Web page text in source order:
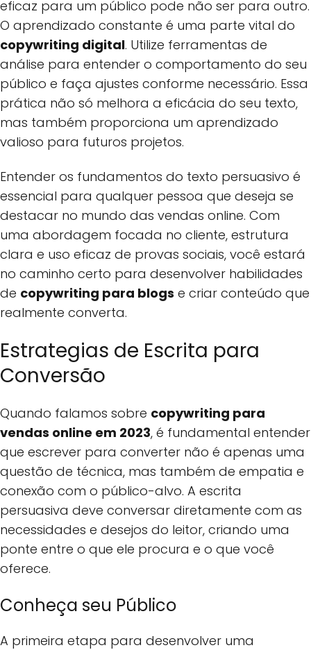
eficaz para um público pode não ser para outro.
O aprendizado constante é uma parte vital do
copywriting digital. Utilize ferramentas de
análise para entender o comportamento do seu
público e faça ajustes conforme necessário. Essa
prática não só melhora a eficácia do seu texto,
mas também proporciona um aprendizado
valioso para futuros projetos.
Entender os fundamentos do texto persuasivo é
essencial para qualquer pessoa que deseja se
destacar no mundo das vendas online. Com
uma abordagem focada no cliente, estrutura
clara e uso eficaz de provas sociais, você estará
no caminho certo para desenvolver habilidades
de copywriting para blogs e criar conteúdo que
realmente converta.
Estrategias de Escrita para
Conversão
Quando falamos sobre copywriting para
vendas online em 2023, é fundamental entender
que escrever para converter não é apenas uma
questão de técnica, mas também de empatia e
conexão com o público-alvo. A escrita
persuasiva deve conversar diretamente com as
necessidades e desejos do leitor, criando uma
ponte entre o que ele procura e o que você
oferece.
Conheça seu Público
A primeira etapa para desenvolver uma